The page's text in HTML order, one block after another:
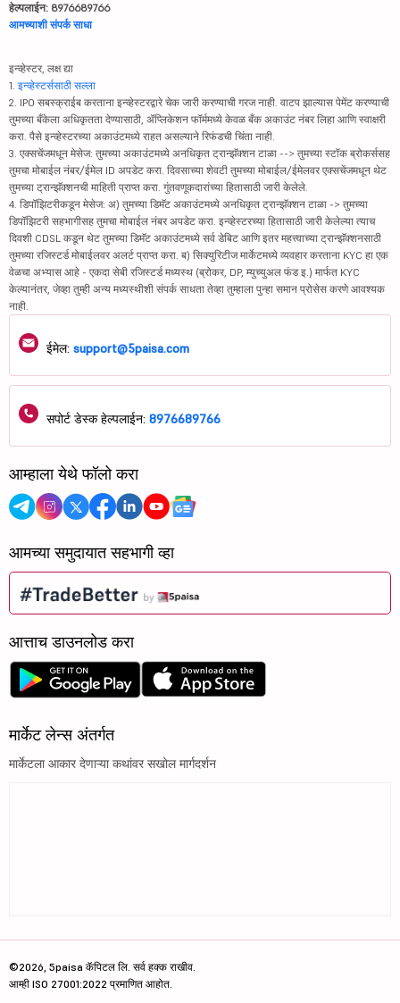
हेल्पलाईन: 8976689766
आमच्याशी संपर्क साधा
इन्व्हेस्टर, लक्ष द्या
1. इन्व्हेस्टर्ससाठी सल्ला
2. IPO सबस्क्राईब करताना इन्व्हेस्टरद्वारे चेक जारी करण्याची गरज नाही. वाटप झाल्यास पेमेंट करण्याची
तुमच्या बँकेला अधिकृतता देण्यासाठी, ॲप्लिकेशन फॉर्ममध्ये केवळ बँक अकाउंट नंबर लिहा आणि स्वाक्षरी
करा. पैसे इन्व्हेस्टरच्या अकाउंटमध्ये राहत असल्याने रिफंडची चिंता नाही.
3. एक्सचेंजमधून मेसेज: तुमच्या अकाउंटमध्ये अनधिकृत ट्रान्झॅक्शन टाळा --> तुमच्या स्टॉक ब्रोकर्ससह
तुमचा मोबाईल नंबर/ईमेल ID अपडेट करा. दिवसाच्या शेवटी तुमच्या मोबाईल/ईमेलवर एक्सचेंजमधून थेट
तुमच्या ट्रान्झॅक्शनची माहिती प्राप्त करा. गुंतवणूकदारांच्या हितासाठी जारी केलेले.
4. डिपॉझिटरीकडून मेसेज: अ) तुमच्या डिमॅट अकाउंटमध्ये अनधिकृत ट्रान्झॅक्शन टाळा -> तुमच्या
डिपॉझिटरी सहभागीसह तुमचा मोबाईल नंबर अपडेट करा. इन्व्हेस्टरच्या हितासाठी जारी केलेल्या त्याच
दिवशी CDSL कडून थेट तुमच्या डिमॅट अकाउंटमध्ये सर्व डेबिट आणि इतर महत्त्वाच्या ट्रान्झॅक्शनसाठी
तुमच्या रजिस्टर्ड मोबाईलवर अलर्ट प्राप्त करा. ब) सिक्युरिटीज मार्केटमध्ये व्यवहार करताना KYC हा एक
वेळचा अभ्यास आहे - एकदा सेबी रजिस्टर्ड मध्यस्थ (ब्रोकर, DP, म्युच्युअल फंड इ.) मार्फत KYC
केल्यानंतर, जेव्हा तुम्ही अन्य मध्यस्थीशी संपर्क साधता तेव्हा तुम्हाला पुन्हा समान प्रोसेस करणे आवश्यक
नाही.
ईमेल: support@5paisa.com
सपोर्ट डेस्क हेल्पलाईन: 8976689766
आम्हाला येथे फॉलो करा
आमच्या समुदायात सहभागी व्हा
आत्ताच डाउनलोड करा
मार्केट लेन्स अंतर्गत
मार्केटला आकार देणाऱ्या कथांवर सखोल मार्गदर्शन
©2026, 5paisa कॅपिटल लि. सर्व हक्क राखीव.
आम्ही ISO 27001:2022 प्रमाणित आहोत.